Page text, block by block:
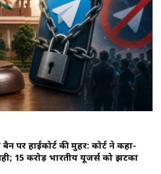
बैन पर हाईकोर्ट की मुहर: कोर्ट ने कहा-
15 करोड़ भारतीय यूजर्स को झटका